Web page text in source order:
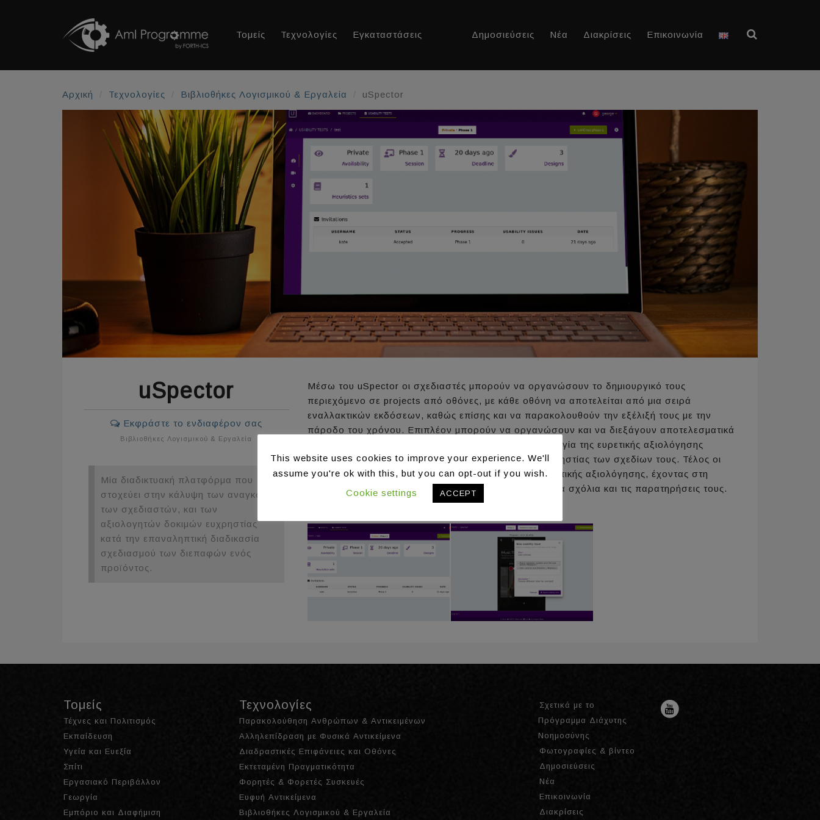
Τομείς Τεχνολογίες Εγκαταστάσεις Δημοσιεύσεις Νέα Διακρίσεις Επικοινωνία
Αρχική Τεχνολογίες Βιβλιοθήκες Λογισμικού & Εργαλεία uSpector
uSpector
Εκφράστε το ενδιαφέρον σας
Βιβλιοθήκες Λογισμικού & Εργαλεία
Μία διαδικτυακή πλατφόρμα που
στοχεύει στην κάλυψη των αναγκών
των σχεδιαστών, και των
αξιολογητών δοκιμών ευχρηστίας
κατά την επαναληπτική διαδικασία
σχεδιασμού των διεπαφών ενός
προϊόντος.
Μέσω του uSpector οι σχεδιαστές μπορούν να οργανώσουν το δημιουργικό τους
περιεχόμενο σε projects από οθόνες, με κάθε οθόνη να αποτελείται από μια σειρά
εναλλακτικών εκδόσεων, καθώς επίσης και να παρακολουθούν την εξέλιξή τους με την
πάροδο του χρόνου. Επιπλέον μπορούν να οργανώσουν και να διεξάγουν αποτελεσματικά
πειράματα ευχρηστίας χρησιμοποιώντας την μεθοδολογία της ευρετικής αξιολόγησης
προκειμένου να αποκαλυφθούν πιθανά ζητήματα ευχρηστίας των σχεδίων τους. Τέλος οι
αξιολογητές υποστηρίζονται κατά τη διάρκεια της ευρετικής αξιολόγησης, έχοντας στη
διάθεσή τους χρήσιμα εργαλεία για να καταγράψουν τα σχόλια και τις παρατηρήσεις τους.
Τομείς
Τέχνες και Πολιτισμός
Εκπαίδευση
Υγεία και Ευεξία
Σπίτι
Εργασιακό Περιβάλλον
Γεωργία
Εμπόριο και Διαφήμιση
Τεχνολογίες
Παρακολούθηση Ανθρώπων & Αντικειμένων
Αλληλεπίδραση με Φυσικά Αντικείμενα
Διαδραστικές Επιφάνειες και Οθόνες
Εκτεταμένη Πραγματικότητα
Φορητές & Φορετές Συσκευές
Ευφυή Αντικείμενα
Βιβλιοθήκες Λογισμικού & Εργαλεία
Σχετικά με το
Πρόγραμμα Διάχυτης
Νοημοσύνης
Φωτογραφίες & βίντεο
Δημοσιεύσεις
Νέα
Επικοινωνία
Διακρίσεις
This website uses cookies to improve your experience. We'll
assume you're ok with this, but you can opt-out if you wish.
Cookie settings
ACCEPT